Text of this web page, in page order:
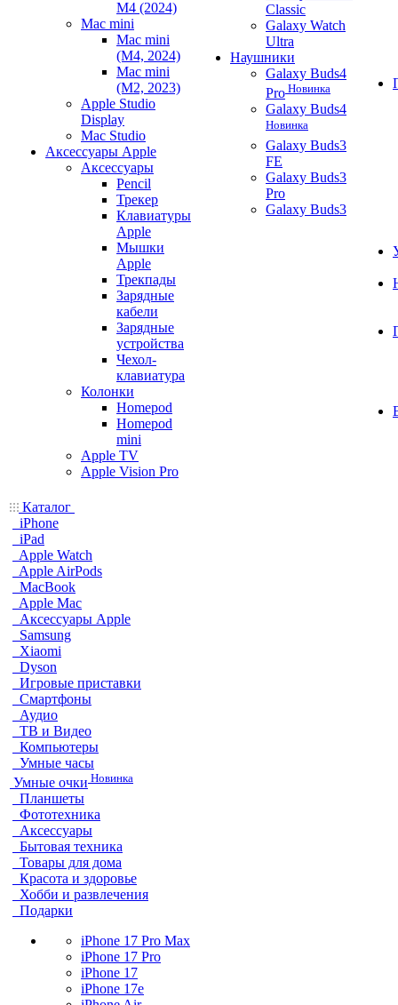
M4 (2024)
Mac mini
Mac mini
(M4, 2024)
Mac mini
(M2, 2023)
Apple Studio
Display
Mac Studio
Аксессуары Apple
Аксессуары
Pencil
Трекер
Клавиатуры
Apple
Мышки
Apple
Трекпады
Зарядные
кабели
Зарядные
устройства
Чехол-
клавиатура
Колонки
Homepod
Homepod
mini
Apple TV
Apple Vision Pro
Classic
Galaxy Watch
Ultra
Наушники
Galaxy Buds4
Pro Новинка
Galaxy Buds4
Новинка
Galaxy Buds3
FE
Galaxy Buds3
Pro
Galaxy Buds3
Каталог
iPhone
iPad
Apple Watch
Apple AirPods
MacBook
Apple Mac
Аксессуары Apple
Samsung
Xiaomi
Dyson
Игровые приставки
Смартфоны
Аудио
ТВ и Видео
Компьютеры
Умные часы
Умные очки Новинка
Планшеты
Фототехника
Аксессуары
Бытовая техника
Товары для дома
Красота и здоровье
Хобби и развлечения
Подарки
iPhone 17 Pro Max
iPhone 17 Pro
iPhone 17
iPhone 17e